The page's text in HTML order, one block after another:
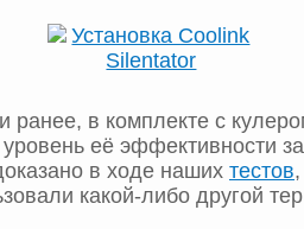
ранее, в комплекте с
её эффективности
в ходе наших тестов
какой-либо другой